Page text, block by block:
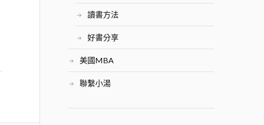
讀書方法
好書分享
美國MBA
聯繫小湯